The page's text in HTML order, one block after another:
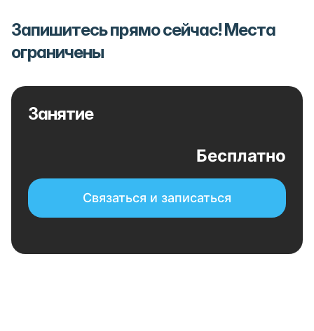
Запишитесь прямо сейчас! Места
ограничены
Занятие
Бесплатно
Связаться и записаться